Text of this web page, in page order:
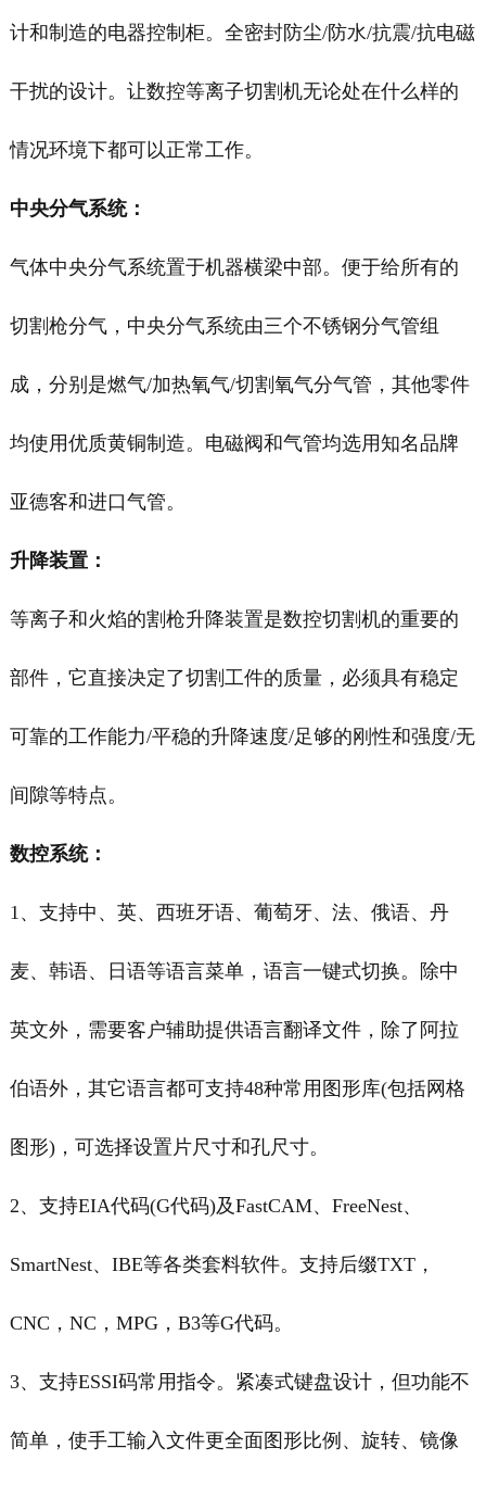
计和制造的电器控制柜。全密封防尘/防水/抗震/抗电磁
干扰的设计。让数控等离子切割机无论处在什么样的
情况环境下都可以正常工作。
中央分气系统：
气体中央分气系统置于机器横梁中部。便于给所有的
切割枪分气，中央分气系统由三个不锈钢分气管组
成，分别是燃气/加热氧气/切割氧气分气管，其他零件
均使用优质黄铜制造。电磁阀和气管均选用知名品牌
亚德客和进口气管。
升降装置：
等离子和火焰的割枪升降装置是数控切割机的重要的
部件，它直接决定了切割工件的质量，必须具有稳定
可靠的工作能力/平稳的升降速度/足够的刚性和强度/无
间隙等特点。
数控系统：
1、支持中、英、西班牙语、葡萄牙、法、俄语、丹
麦、韩语、日语等语言菜单，语言一键式切换。除中
英文外，需要客户辅助提供语言翻译文件，除了阿拉
伯语外，其它语言都可支持48种常用图形库(包括网格
图形)，可选择设置片尺寸和孔尺寸。
2、支持EIA代码(G代码)及FastCAM、FreeNest、
SmartNest、IBE等各类套料软件。支持后缀TXT，
CNC，NC，MPG，B3等G代码。
3、支持ESSI码常用指令。紧凑式键盘设计，但功能不
简单，使手工输入文件更全面图形比例、旋转、镜像